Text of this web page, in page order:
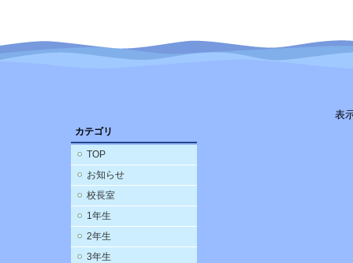
カテゴリ
TOP
お知らせ
校長室
1年生
2年生
3年生
表